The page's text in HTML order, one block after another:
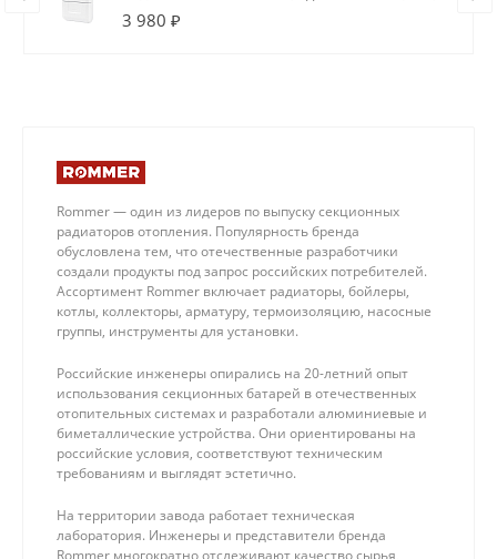
3 980 ₽
Rommer — один из лидеров по выпуску секционных
радиаторов отопления. Популярность бренда
обусловлена тем, что отечественные разработчики
создали продукты под запрос российских потребителей.
Ассортимент Rommer включает радиаторы, бойлеры,
котлы, коллекторы, арматуру, термоизоляцию, насосные
группы, инструменты для установки.
Российские инженеры опирались на 20-летний опыт
использования секционных батарей в отечественных
отопительных системах и разработали алюминиевые и
биметаллические устройства. Они ориентированы на
российские условия, соответствуют техническим
требованиям и выглядят эстетично.
На территории завода работает техническая
лаборатория. Инженеры и представители бренда